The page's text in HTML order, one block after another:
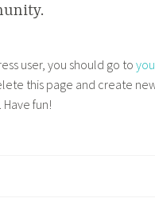
user, you should go to
this page and create
fun!